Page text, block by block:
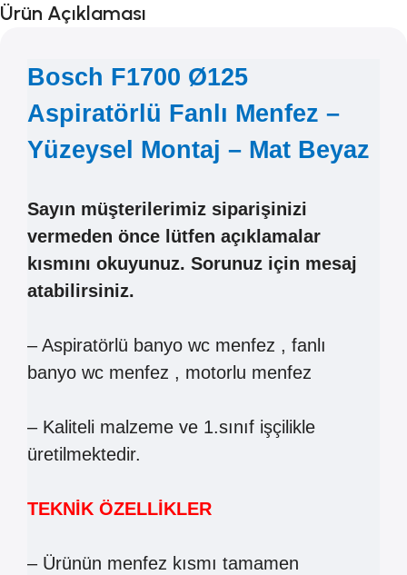
Ürün Açıklaması
Bosch F1700 Ø125
Aspiratörlü Fanlı Menfez –
Yüzeysel Montaj – Mat Beyaz
Sayın müşterilerimiz siparişinizi
vermeden önce lütfen açıklamalar
kısmını okuyunuz. Sorunuz için mesaj
atabilirsiniz.
– Aspiratörlü banyo wc menfez , fanlı
banyo wc menfez , motorlu menfez
– Kaliteli malzeme ve 1.sınıf işçilikle
üretilmektedir.
TEKNİK ÖZELLİKLER
– Ürünün menfez kısmı tamamen